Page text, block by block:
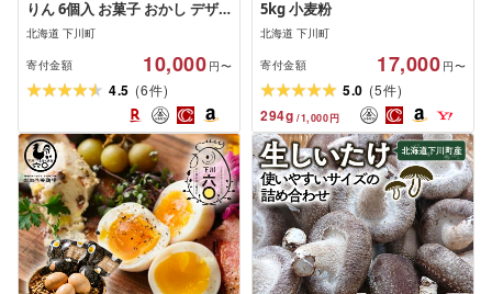
りん 6個入 お菓子 おかし デザ
ート スイーツ 洋菓子 故郷 ふる
さと 納税 国産 北海道産 北海道
下川町 6個セット
北海道 下川町
寄付金額 10,000 円〜
4.5 (6件)
5kg 小麦粉
北海道 下川町
寄付金額 17,000 円〜
5.0 (5件)
294g /1,000円